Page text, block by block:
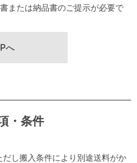
または納品書のご提示が必要で
へ
・条件
し搬入条件により別途送料がか